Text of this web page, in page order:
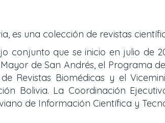
es una colección de revistas
conjunto que se inicio en julio de
de San Andrés, el Programa
Revistas Biomédicas y el
Bolivia. La Coordinación
de Información Científica y